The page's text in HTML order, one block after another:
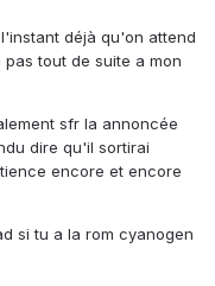
déjà qu'on attend
pas tout de suite a mon
sfr la annoncée
dire qu'il sortirai
encore et encore
si tu a la rom cyanogen